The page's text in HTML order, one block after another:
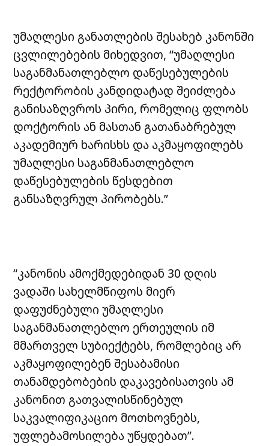
უმაღლესი განათლების შესახებ კანონში
ცვლილებების მიხედვით, “უმაღლესი
საგანმანათლებლო დაწესებულების
რექტორობის კანდიდატად შეიძლება
განისაზღვროს პირი, რომელიც ფლობს
დოქტორის ან მასთან გათანაბრებულ
აკადემიურ ხარისხს და აკმაყოფილებს
უმაღლესი საგანმანათლებლო
დაწესებულების წესდებით
განსაზღვრულ პირობებს.”
“კანონის ამოქმედებიდან 30 დღის
ვადაში სახელმწიფოს მიერ
დაფუძნებული უმაღლესი
საგანმანათლებლო ერთეულის იმ
მმართველ სუბიექტებს, რომლებიც არ
აკმაყოფილებენ შესაბამისი
თანამდებობების დაკავებისათვის ამ
კანონით გათვალისწინებულ
საკვალიფიკაციო მოთხოვნებს,
უფლებამოსილება უწყდებათ”.